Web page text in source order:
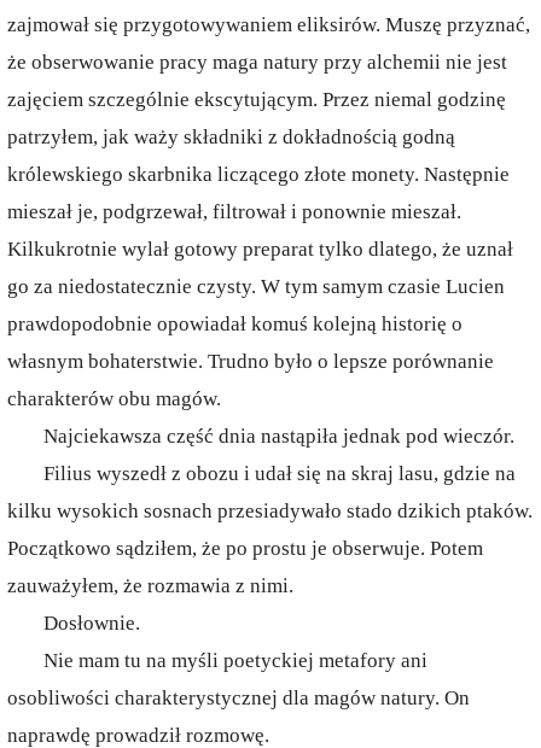
zajmował się przygotowywaniem eliksirów. Muszę przyznać,
że obserwowanie pracy maga natury przy alchemii nie jest
zajęciem szczególnie ekscytującym. Przez niemal godzinę
patrzyłem, jak waży składniki z dokładnością godną
królewskiego skarbnika liczącego złote monety. Następnie
mieszał je, podgrzewał, filtrował i ponownie mieszał.
Kilkukrotnie wylał gotowy preparat tylko dlatego, że uznał
go za niedostatecznie czysty. W tym samym czasie Lucien
prawdopodobnie opowiadał komuś kolejną historię o
własnym bohaterstwie. Trudno było o lepsze porównanie
charakterów obu magów.
Najciekawsza część dnia nastąpiła jednak pod wieczór.
Filius wyszedł z obozu i udał się na skraj lasu, gdzie na
kilku wysokich sosnach przesiadywało stado dzikich ptaków.
Początkowo sądziłem, że po prostu je obserwuje. Potem
zauważyłem, że rozmawia z nimi.
Dosłownie.
Nie mam tu na myśli poetyckiej metafory ani
osobliwości charakterystycznej dla magów natury. On
naprawdę prowadził rozmowę.